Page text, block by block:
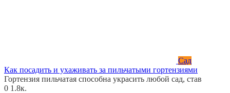
Сад
Как посадить и ухаживать за пильчатыми гортензиями
Гортензия пильчатая способна украсить любой сад, став
0 1.8к.